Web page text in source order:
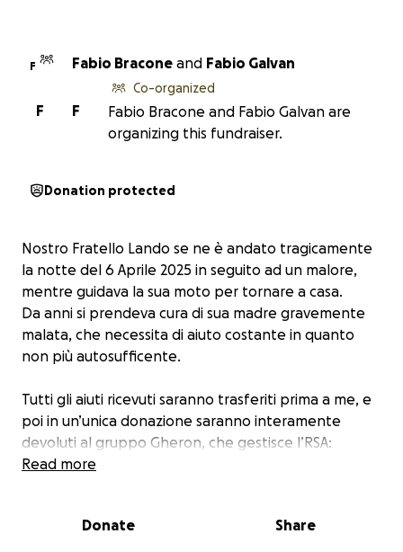
F Fabio Bracone and Fabio Galvan
F
F
Co-organized
Fabio Bracone and Fabio Galvan are
organizing this fundraiser.
Donation protected
Nostro Fratello Lando se ne è andato tragicamente
la notte del 6 Aprile 2025 in seguito ad un malore,
mentre guidava la sua moto per tornare a casa.
Da anni si prendeva cura di sua madre gravemente
malata, che necessita di aiuto costante in quanto
non più autosufficente.
Tutti gli aiuti ricevuti saranno trasferiti prima a me, e
poi in un’unica donazione saranno interamente
devoluti al gruppo Gheron, che gestisce l’RSA:
26015 Soresina (CR)
Read more
Donate Share